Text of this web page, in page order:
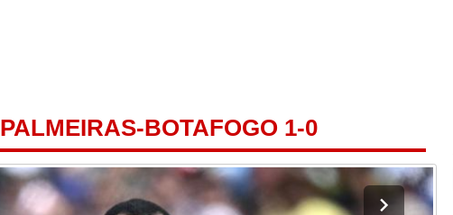
PALMEIRAS-BOTAFOGO 1-0